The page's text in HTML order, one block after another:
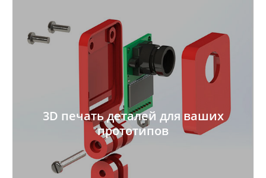
3D печать деталей для ваших
прототипов